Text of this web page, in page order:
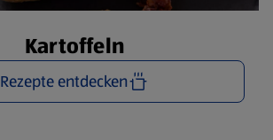
Kartoffeln
Rezepte entdecken